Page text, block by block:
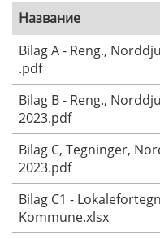
Название
Bilag A - Reng.,
.pdf
Bilag B - Reng.,
2023.pdf
Bilag C, Tegninger,
2023.pdf
Bilag C1 -
Kommune.xlsx